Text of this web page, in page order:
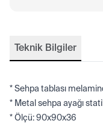
Teknik Bilgiler
* Sehpa tablası
* Metal sehpa ayağı
* Ölçü: 90x90x36